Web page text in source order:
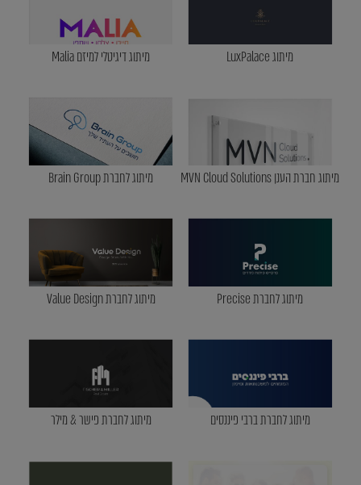
מיתוג LuxPalace מיתוג דיגיטלי למיזם Malia
מיתוג חברת הענן MVN Cloud Solutions מיתוג לחברת Brain Group
מיתוג לחברת Precise מיתוג לחברת Value Design
מיתוג לחברת ברבי פיננסים מיתוג לחברת פישר & מילר